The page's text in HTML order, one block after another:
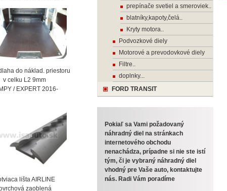
prepínače svetiel a smeroviek..
blatníky,kapoty,čelá..
Kryty motora..
Podvozkové diely
Motorové a prevodovkové diely
Filtre..
doplnky...
FORD TRANSIT
Pokiaľ sa Vami požadovaný
náhradný diel na stránkach
internetového obchodu
nenachádza, prípadne si nie ste istí
tým, či je vybraný náhradný diel
vhodný pre Vaše auto, kontaktujte
nás. Radi Vám poradíme
do náklad. priestoru
L2 9mm
/ EXPERT 2016-
lišta AIRLINE
zaoblená